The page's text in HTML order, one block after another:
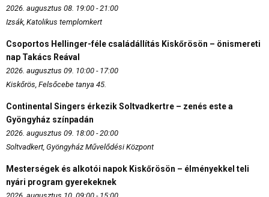
2026. augusztus 08. 19:00 - 21:00
Izsák, Katolikus templomkert
Csoportos Hellinger-féle családállítás Kiskőrösön – önismereti
nap Takács Reával
2026. augusztus 09. 10:00 - 17:00
Kiskőrös, Felsőcebe tanya 45.
Continental Singers érkezik Soltvadkertre – zenés este a
Gyöngyház színpadán
2026. augusztus 09. 18:00 - 20:00
Soltvadkert, Gyöngyház Művelődési Központ
Mesterségek és alkotói napok Kiskőrösön – élményekkel teli
nyári program gyerekeknek